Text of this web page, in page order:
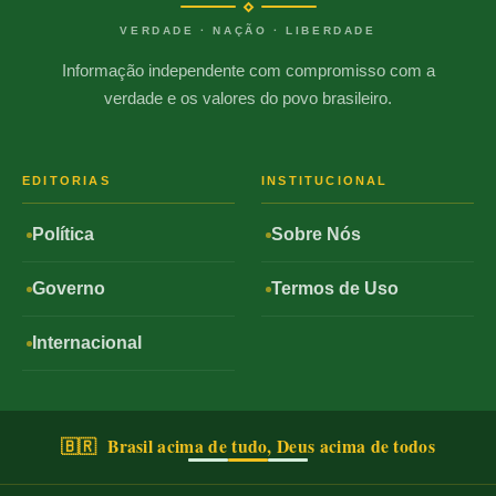
VERDADE · NAÇÃO · LIBERDADE
Informação independente com compromisso com a
verdade e os valores do povo brasileiro.
EDITORIAS
Política
Governo
Internacional
INSTITUCIONAL
Sobre Nós
Termos de Uso
🇧🇷 Brasil acima de tudo, Deus acima de todos